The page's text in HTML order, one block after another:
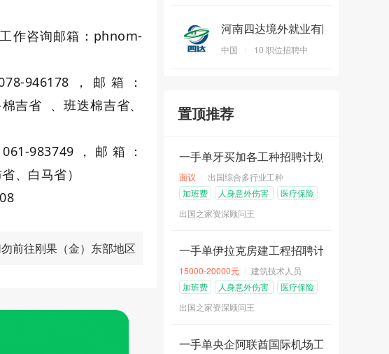
作咨询邮箱：phnom-
946178，邮箱：
吉省
、班迭棉吉省、
983749，邮箱：
、白马省）
前往刚果（金）东部地区
河南四达境外就业有限公司
中国
10 职位招聘中
中国
青岛众祥国际人力资源有限公司
中国
51职位招聘中
四川眉山和创劳务有限公司
眉山和创劳务有限公司
中国
长沙信合人力资源服务有限公司
置顶推荐
面议
出国综合多行业工种
加班费
人身意外伤害
医疗保险
出国之家资深顾问王
一手单伊拉克房建工程招聘计划
15000-20000元
建筑技术人员
加班费
人身意外伤害
医疗保险
出国之家资深顾问王